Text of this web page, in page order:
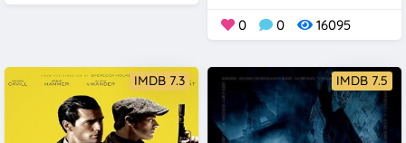
0 0 16095
IMDB 7.3 IMDB 7.5